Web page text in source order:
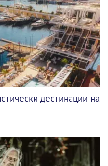
дестинации на